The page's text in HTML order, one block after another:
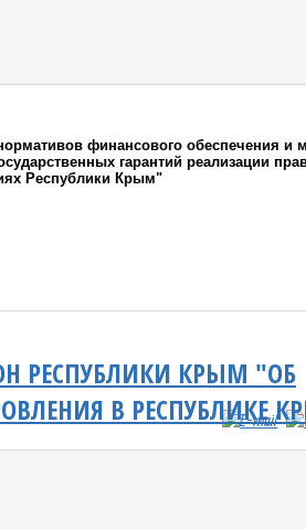
финансового обеспечения и
гарантий реализации
Республики Крым"
РЕСПУБЛИКИ КРЫМ "ОБ
В РЕСПУБЛИКЕ